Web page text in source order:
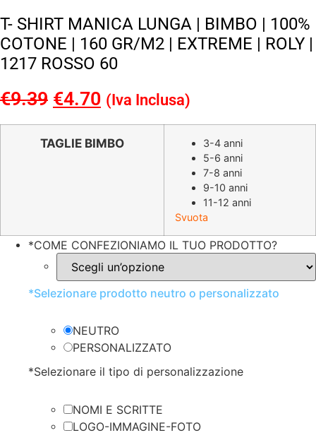
T- SHIRT MANICA LUNGA | BIMBO | 100%
COTONE | 160 GR/M2 | EXTREME | ROLY |
1217 ROSSO 60
€9.39 Il
prezzo
originale
€4.70 Il
prezzo
attuale
(Iva Inclusa)
TAGLIE BIMBO
3-4 anni
5-6 anni
7-8 anni
9-10 anni
11-12 anni
Svuota
*COME CONFEZIONIAMO IL TUO PRODOTTO?
*Selezionare prodotto neutro o personalizzato
NEUTRO
PERSONALIZZATO
*Selezionare il tipo di personalizzazione
NOMI E SCRITTE
LOGO-IMMAGINE-FOTO